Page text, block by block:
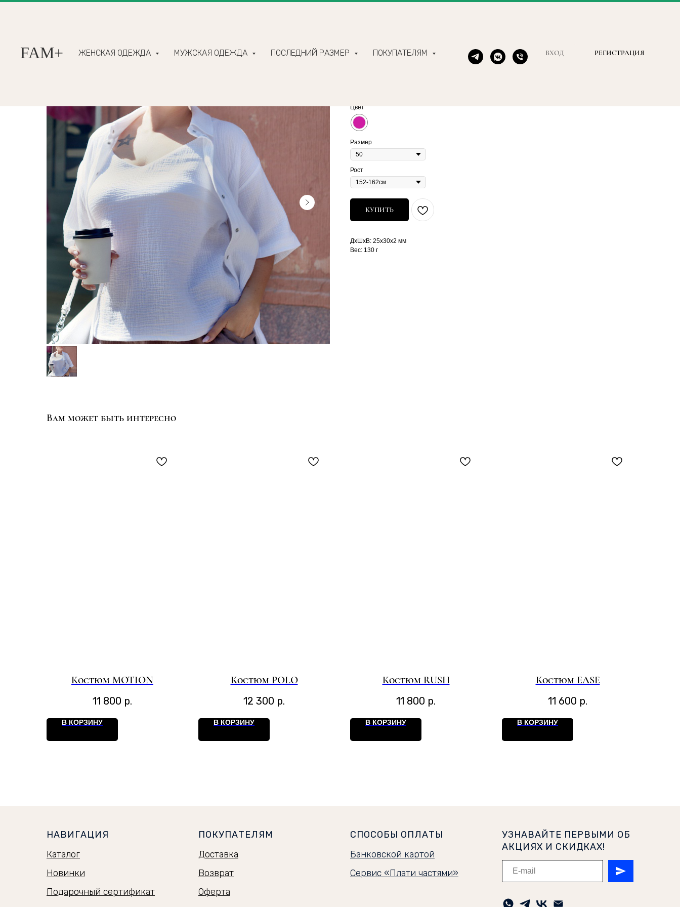
FAM+ ЖЕНСКАЯ ОДЕЖДА МУЖСКАЯ ОДЕЖДА ПОСЛЕДНИЙ РАЗМЕР ПОКУПАТЕЛЯМ ВХОД РЕГИСТРАЦИЯ
Муслиновый топ на бретелях, фуксия
Цвет
Размер
Рост
КУПИТЬ
ДxШxВ: 25x30x2 мм
Вес: 130 г
Вам может быть интересно
Костюм MOTION
11 800 р.
В КОРЗИНУ
Костюм POLO
12 300 р.
В КОРЗИНУ
Костюм RUSH
11 800 р.
В КОРЗИНУ
Костюм EASE
11 600 р.
В КОРЗИНУ
НАВИГАЦИЯ
Каталог
Новинки
Подарочный сертификат
ПОКУПАТЕЛЯМ
Доставка
Возврат
Оферта
СПОСОБЫ ОПЛАТЫ
Банковской картой
Сервис «Плати частями»
УЗНАВАЙТЕ ПЕРВЫМИ ОБ
АКЦИЯХ И СКИДКАХ!